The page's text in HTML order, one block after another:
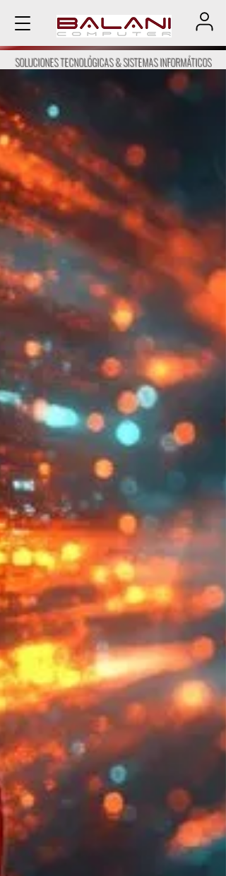
SOLUCIONES TECNOLÓGICAS & SISTEMAS INFORMÁTICOS